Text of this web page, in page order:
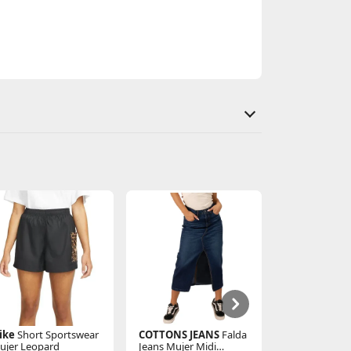
Cada paso se siente ligero y cómodo,
Short Sportswear
Leopard
COTTONS JEANS Falda
Jeans Mujer Midi